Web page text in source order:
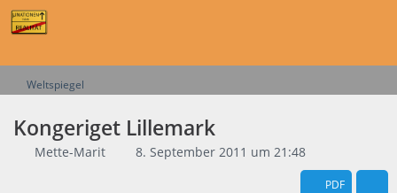
Weltspiegel
Kongeriget Lillemark
Mette-Marit 8. September 2011 um 21:48
PDF